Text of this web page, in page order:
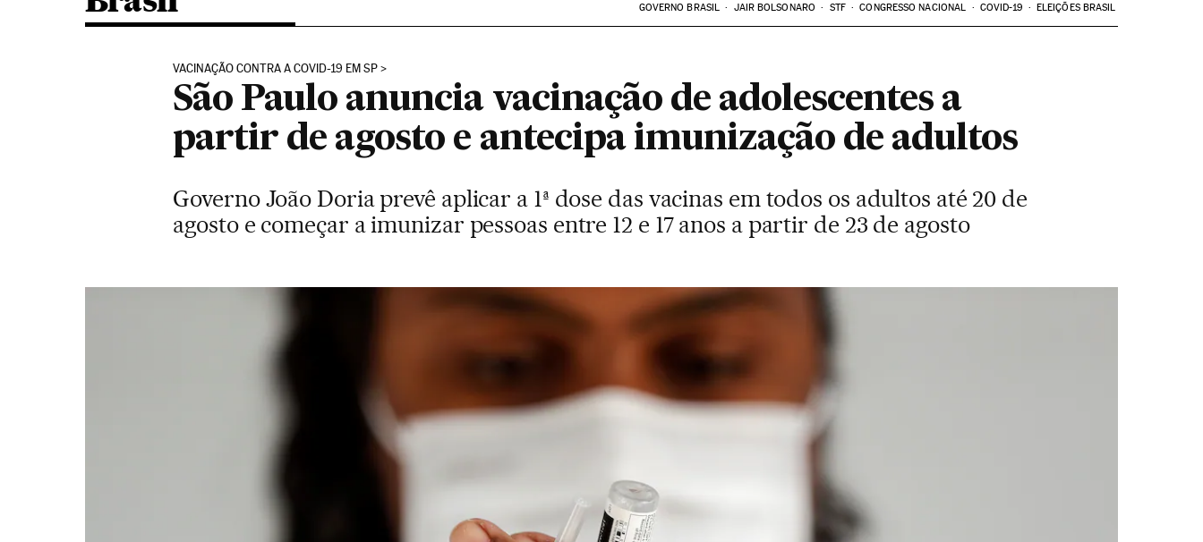
GOVERNO BRASIL JAIR BOLSONARO STF CONGRESSO NACIONAL COVID-19 ELEIÇÕES BRASIL
VACINAÇÃO CONTRA A COVID-19 EM SP
São Paulo anuncia vacinação de adolescentes a
partir de agosto e antecipa imunização de adultos
Governo João Doria prevê aplicar a 1ª dose das vacinas em todos os adultos até 20 de
agosto e começar a imunizar pessoas entre 12 e 17 anos a partir de 23 de agosto